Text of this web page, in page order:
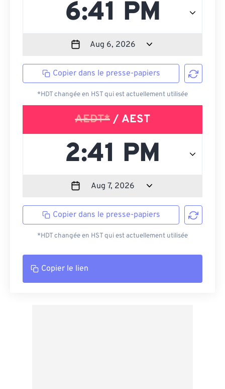
Copier dans le presse-papiers
*HDT changée en HST qui est actuellement utilisée
AEDT* / AEST
Copier dans le presse-papiers
*HDT changée en HST qui est actuellement utilisée
Copier le lien